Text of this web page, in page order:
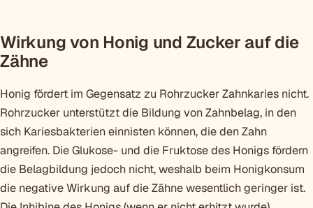
Wirkung von Honig und Zucker auf die
Zähne
Honig fördert im Gegensatz zu Rohrzucker Zahnkaries nicht.
Rohrzucker unterstützt die Bildung von Zahnbelag, in den
sich Kariesbakterien einnisten können, die den Zahn
angreifen. Die Glukose- und die Fruktose des Honigs fördern
die Belagbildung jedoch nicht, weshalb beim Honigkonsum
die negative Wirkung auf die Zähne wesentlich geringer ist.